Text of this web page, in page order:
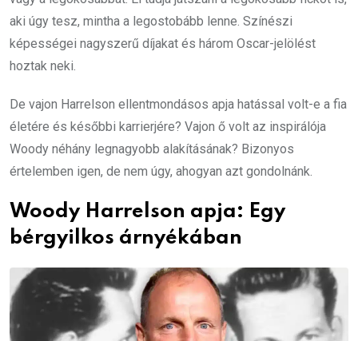
aki úgy tesz, mintha a legostobább lenne. Színészi
képességei nagyszerű díjakat és három Oscar-jelölést
hoztak neki.
De vajon Harrelson ellentmondásos apja hatással volt-e a fia
életére és későbbi karrierjére? Vajon ő volt az inspirálója
Woody néhány legnagyobb alakításának? Bizonyos
értelemben igen, de nem úgy, ahogyan azt gondolnánk.
Woody Harrelson apja: Egy
bérgyilkos árnyékában